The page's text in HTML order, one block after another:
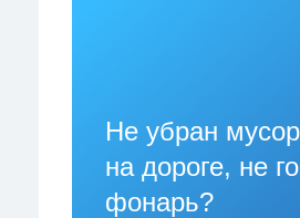
Не убран
на дороге, не
фонарь?